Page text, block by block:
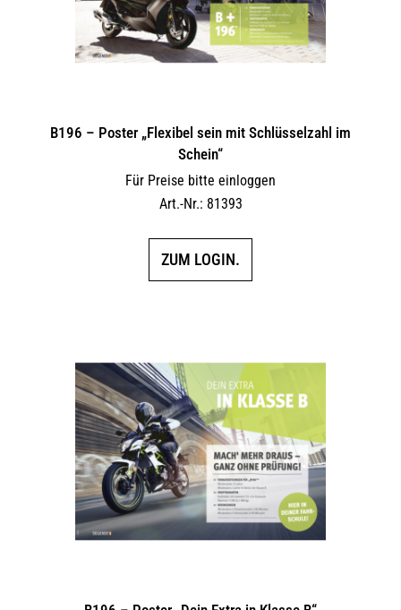
B196 – Poster „Flexibel sein mit Schlüsselzahl im
Schein“
Für Preise bitte einloggen
Art.-Nr.: 81393
ZUM LOGIN.